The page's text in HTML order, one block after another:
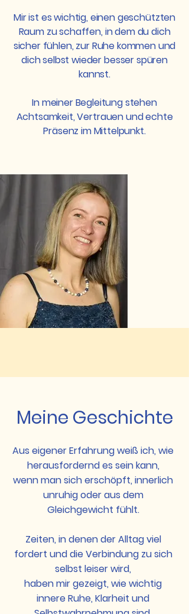
Mir ist es wichtig, einen geschützten
Raum zu schaffen, in dem du dich
sicher fühlen, zur Ruhe kommen und
dich selbst wieder besser spüren
kannst.
In meiner Begleitung stehen
Achtsamkeit, Vertrauen und echte
Präsenz im Mittelpunkt.
Meine Geschichte
Aus eigener Erfahrung weiß ich, wie
herausfordernd es sein kann,
wenn man sich erschöpft, innerlich
unruhig oder aus dem
Gleichgewicht fühlt.
Zeiten, in denen der Alltag viel
fordert und die Verbindung zu sich
selbst leiser wird,
haben mir gezeigt, wie wichtig
innere Ruhe, Klarheit und